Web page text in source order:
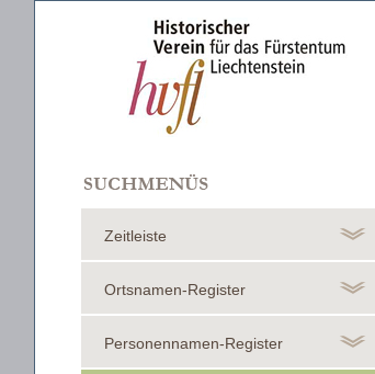
Zeitleiste
Ortsnamen-Register
Personennamen-Register